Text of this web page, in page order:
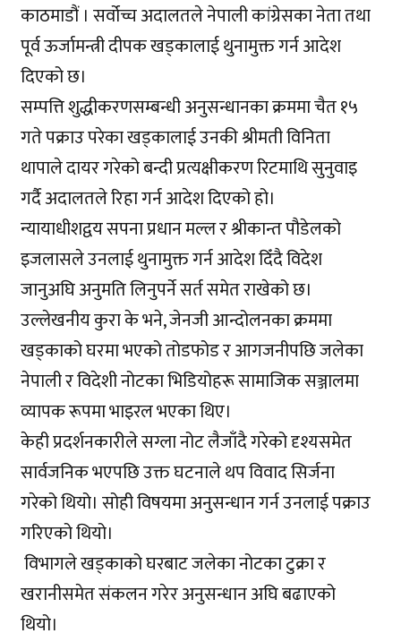
काठमाडौं । सर्वोच्च अदालतले नेपाली कांग्रेसका नेता तथा
पूर्व ऊर्जामन्त्री दीपक खड्कालाई थुनामुक्त गर्न आदेश
दिएको छ।
सम्पत्ति शुद्धीकरणसम्बन्धी अनुसन्धानका क्रममा चैत १५
गते पक्राउ परेका खड्कालाई उनकी श्रीमती विनिता
थापाले दायर गरेको बन्दी प्रत्यक्षीकरण रिटमाथि सुनुवाइ
गर्दै अदालतले रिहा गर्न आदेश दिएको हो।
न्यायाधीशद्वय सपना प्रधान मल्ल र श्रीकान्त पौडेलको
इजलासले उनलाई थुनामुक्त गर्न आदेश दिँदै विदेश
जानुअघि अनुमति लिनुपर्ने सर्त समेत राखेको छ।
उल्लेखनीय कुरा के भने, जेनजी आन्दोलनका क्रममा
खड्काको घरमा भएको तोडफोड र आगजनीपछि जलेका
नेपाली र विदेशी नोटका भिडियोहरू सामाजिक सञ्जालमा
व्यापक रूपमा भाइरल भएका थिए।
केही प्रदर्शनकारीले सग्ला नोट लैजाँदै गरेको दृश्यसमेत
सार्वजनिक भएपछि उक्त घटनाले थप विवाद सिर्जना
गरेको थियो। सोही विषयमा अनुसन्धान गर्न उनलाई पक्राउ
गरिएको थियो।
विभागले खड्काको घरबाट जलेका नोटका टुक्रा र
खरानीसमेत संकलन गरेर अनुसन्धान अघि बढाएको
थियो।